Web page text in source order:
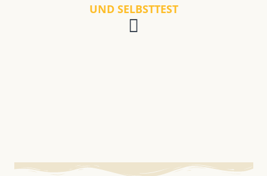
UND SELBSTTEST